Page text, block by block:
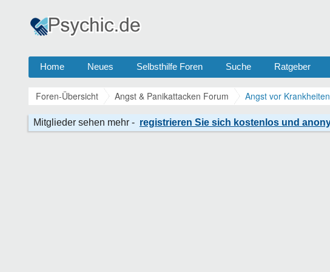
Home Neues Selbsthilfe Foren Suche Ratgeber
Foren-Übersicht Angst & Panikattacken Forum Angst vor Krankheiten